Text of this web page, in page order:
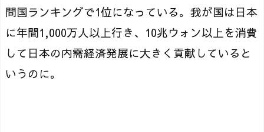
問国ランキングで1位になっている。我が国は日本
に年間1,000万人以上行き、10兆ウォン以上を消費
して日本の内需経済発展に大きく貢献していると
いうのに。